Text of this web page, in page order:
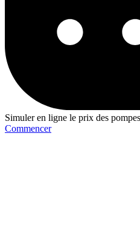
Simuler en ligne le prix des
Commencer